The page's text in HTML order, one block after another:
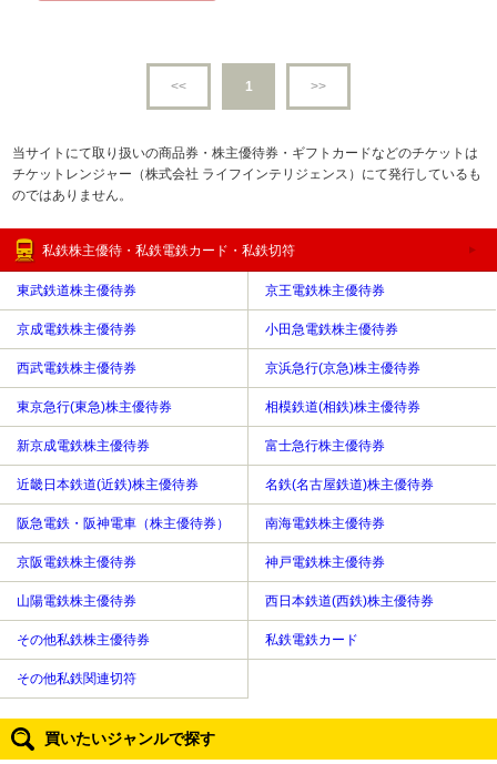
<< 1 >>
当サイトにて取り扱いの商品券・株主優待券・ギフトカードなどのチケットは
チケットレンジャー（株式会社 ライフインテリジェンス）にて発行しているも
のではありません。
私鉄株主優待・私鉄電鉄カード・私鉄切符
東武鉄道株主優待券 京王電鉄株主優待券
京成電鉄株主優待券 小田急電鉄株主優待券
西武電鉄株主優待券 京浜急行(京急)株主優待券
東京急行(東急)株主優待券 相模鉄道(相鉄)株主優待券
新京成電鉄株主優待券 富士急行株主優待券
近畿日本鉄道(近鉄)株主優待券 名鉄(名古屋鉄道)株主優待券
阪急電鉄・阪神電車（株主優待券） 南海電鉄株主優待券
京阪電鉄株主優待券 神戸電鉄株主優待券
山陽電鉄株主優待券 西日本鉄道(西鉄)株主優待券
その他私鉄株主優待券 私鉄電鉄カード
その他私鉄関連切符
買いたいジャンルで探す